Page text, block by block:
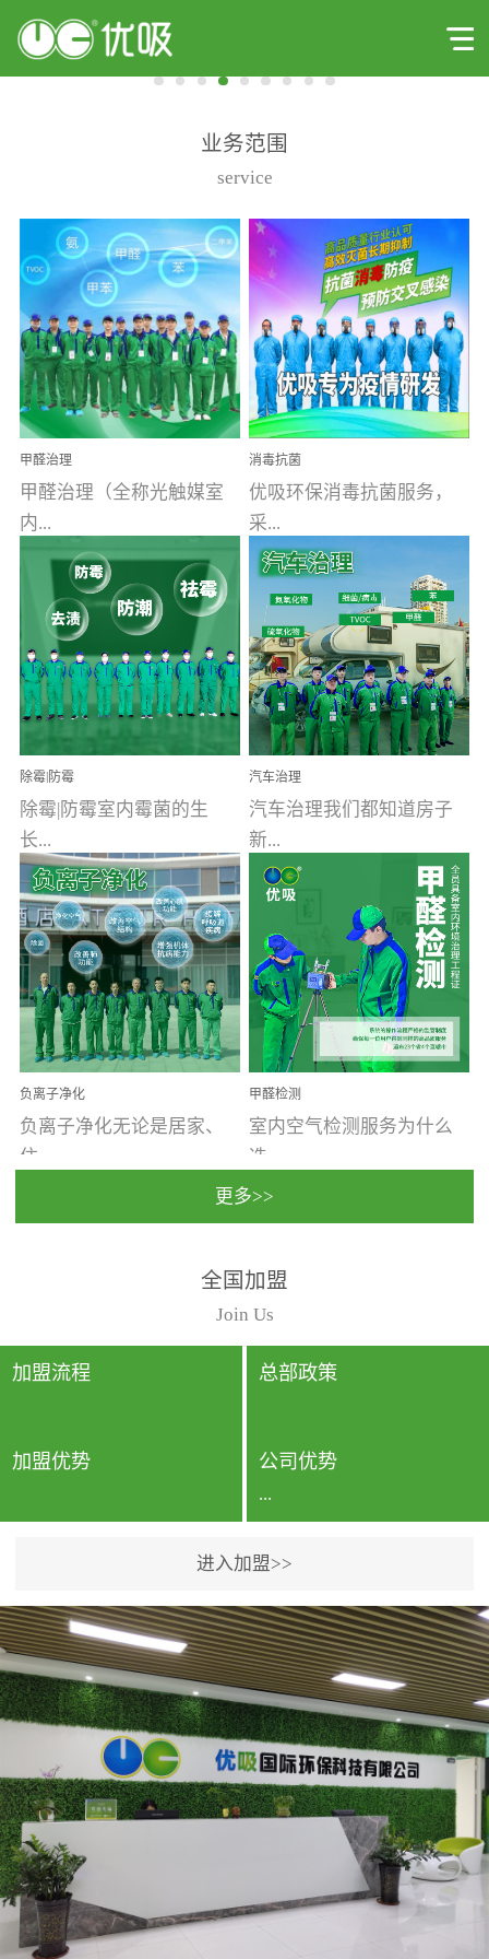
业务范围
service
甲醛治理
甲醛治理（全称光触媒室
内...
空气污染净化治理）工业
文明的进步，创造了多姿
多彩的家居产品和生活情
调，但也带来了以甲醛为
首的室内...
消毒抗菌
优吸环保消毒抗菌服务，
采...
用行业公认奥维牌消毒
液，具备杀死人体冠状病
毒的功效，杀菌率
99.99%。相对于传统消毒
液来说，无...
除霉|防霉
除霉|防霉室内霉菌的生
长...
受温度、湿度、基质养
分、通风四个条件影响，
温暖潮湿、营养物质多、
通风缓慢的空间最易滋生
大量霉菌的...
汽车治理
汽车治理我们都知道房子
新...
装修完会有甲醛，其实汽
车的甲醛超标问题更为严
重。汽车的空间范围小，
配件、皮具、装饰多，这
些都是汽...
负离子净化
负离子净化无论是居家、
住...
动，人类长时间停留的室
内空间都有整体消毒的需
要。因为空间内人流携带
的、空气...
甲醛检测
室内空气检测服务为什么
选...
行国家规定的标准检测方
法，空气采样量准确，检
测结果可靠，远胜于其他
检测...
更多>>
全国加盟
Join Us
加盟流程 总部政策
加盟优势 公司优势
...
专利保护优势、双甲资质
企业（“室内环境净化治理
甲级施工资质”“室内环境
污染治理资质等级证
书”）、拥有多名高级《环
境工程高级工程师》室内
空气治理资格认证的治理
人员、掌握室内空气净化
治理实用技术和五项专利
技术、八项计算机软件著
作权登记证书等。研发实
进入加盟>>